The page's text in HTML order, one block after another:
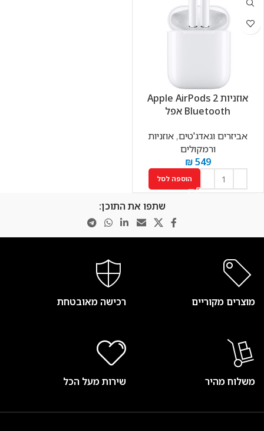
אוזניות Apple AirPods 2
Bluetooth אפל
אביזרים וגאדג'טים, אוזניות
ורמקולים
₪549
הוספה לסל
שתפו את התוכן:
מוצרים מקוריים רכישה מאובטחת
משלוח מהיר שירות מעל הכל